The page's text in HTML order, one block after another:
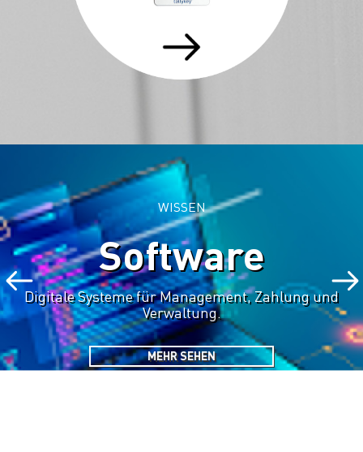
WISSEN
Software
Digitale Systeme für Management, Zahlung und
Verwaltung.
MEHR SEHEN